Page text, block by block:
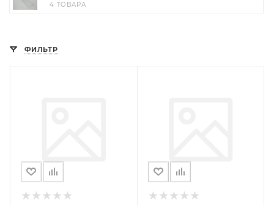
4 ТОВАРА
ФИЛЬТР